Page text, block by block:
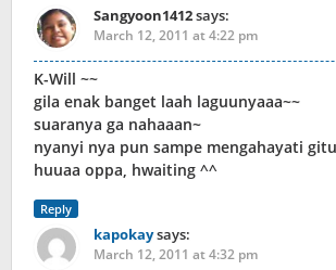
Sangyoon1412says:
March 12, 2011 at 4:22 pm
K-Will ~~
gila enak banget laah laguunyaaa~~
suaranya ga nahaaan~
nyanyi nya pun sampe mengahayati
huuaa oppa, hwaiting ^^
Reply
kapokaysays:
March 12, 2011 at 4:32 pm